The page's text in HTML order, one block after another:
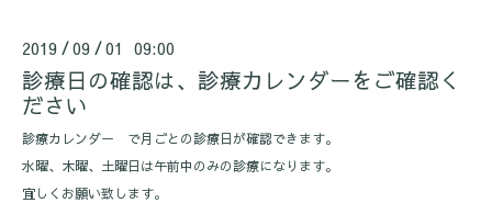
2019 /09 /01 09:00
診療日の確認は、診療カレンダーをご確認く
ださい
診療カレンダー で月ごとの診療日が確認できます。
水曜、木曜、土曜日は午前中のみの診療になります。
宜しくお願い致します。